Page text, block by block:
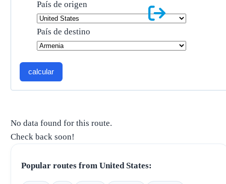
País de origen
País de destino
calcular
No data found for this route.
Check back soon!
Popular routes from United States: